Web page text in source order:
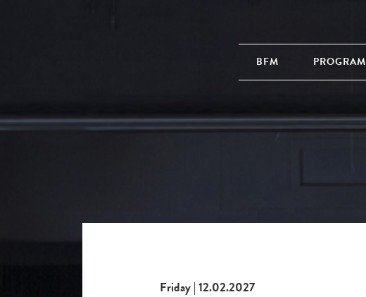
BFM PROGRAM
Friday | 12.02.2027